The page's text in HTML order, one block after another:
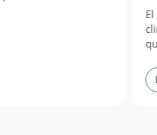
precisa mudar. Nos
brasileiro tem